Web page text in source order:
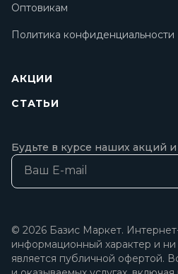
Оптовикам
Политика конфиденциальности
АКЦИИ
СТАТЬИ
Будьте в курсе наших акций и
© 2026 Базис Маркет.
информационный характер и ни
является публичной офертой.